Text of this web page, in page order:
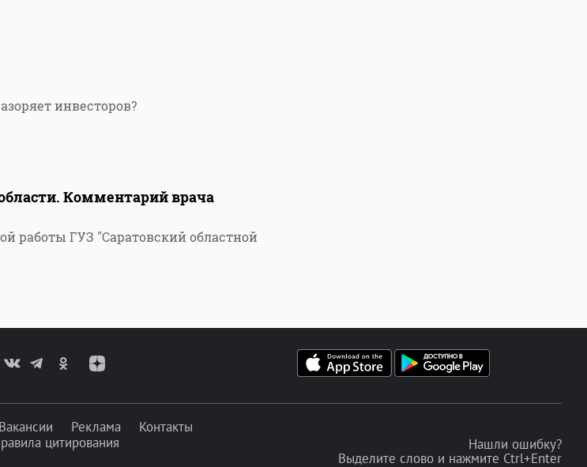
инвесторов?
Комментарий врача
работы ГУЗ "Саратовский областной
Вакансии Реклама
Контакты
цитирования
Нашли ошибку?
Выделите слово и нажмите Ctrl+Enter